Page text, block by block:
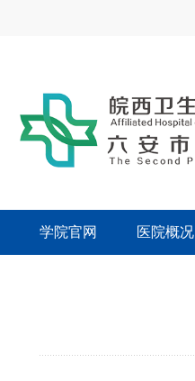
学院官网 医院概况